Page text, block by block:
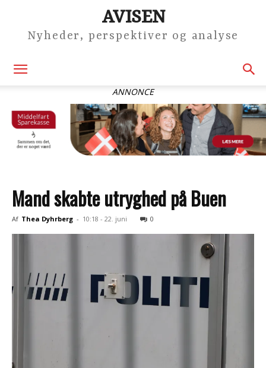
AVISEN
Nyheder, perspektiver og analyse
ANNONCE
Mand skabte utryghed på Buen
Af Thea Dyhrberg - 10:18 - 22. juni 0